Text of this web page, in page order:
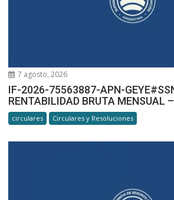
7 agosto, 2026
IF-2026-75563887-APN-
RENTABILIDAD BRUTA MENSUAL
circulares Circulares y Resoluciones